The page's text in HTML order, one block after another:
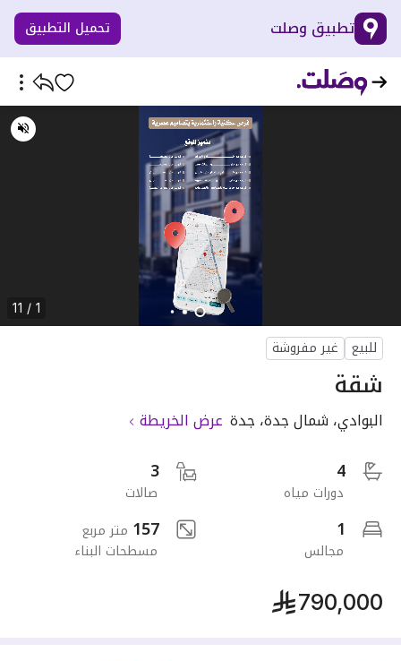
تطبيق وصلت تحميل التطبيق
1 / 11
للبيع غير مفروشة
شقة
البوادي، شمال جدة، جدة عرض الخريطة
4
دورات مياه
3
صالات
1
مجالس
157 متر مربع
مسطحات البناء
790,000